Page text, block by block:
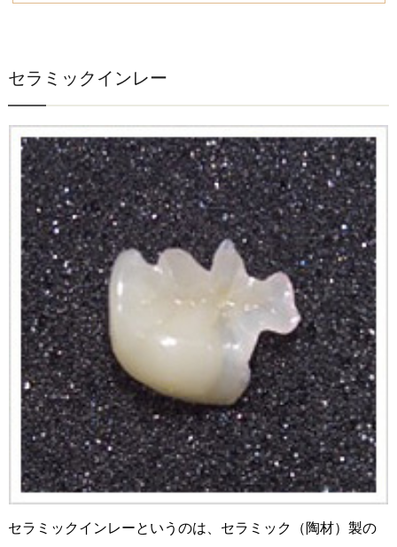
セラミックインレー
セラミックインレーというのは、セラミック（陶材）製の